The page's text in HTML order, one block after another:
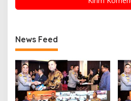
News Feed